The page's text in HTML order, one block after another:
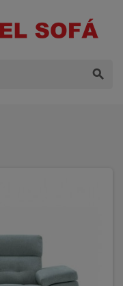
